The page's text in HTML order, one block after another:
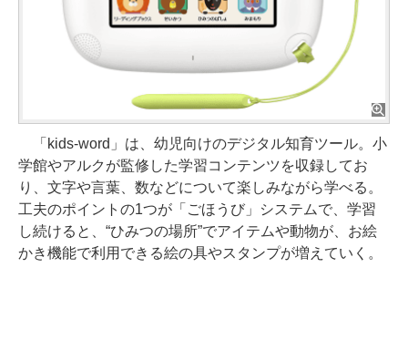
「kids-word」は、幼児向けのデジタル知育ツール。小
学館やアルクが監修した学習コンテンツを収録してお
り、文字や言葉、数などについて楽しみながら学べる。
工夫のポイントの1つが「ごほうび」システムで、学習
し続けると、“ひみつの場所”でアイテムや動物が、お絵
かき機能で利用できる絵の具やスタンプが増えていく。